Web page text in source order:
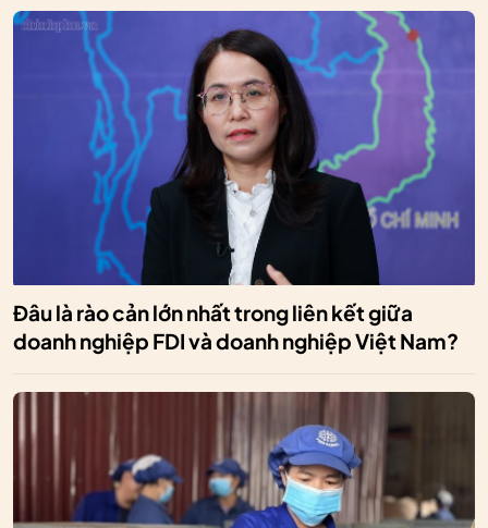
Đâu là rào cản lớn nhất trong liên kết giữa
doanh nghiệp FDI và doanh nghiệp Việt Nam?